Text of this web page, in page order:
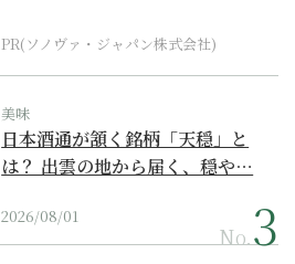
PR(ソノヴァ・ジャパン株式会社)
美味
日本酒通が頷く銘柄「天穏」と
は？ 出雲の地から届く、穏や…
2026/08/01
No.